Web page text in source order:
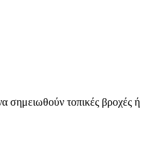
σημειωθούν τοπικές βροχές ή